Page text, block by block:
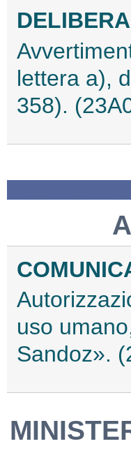
lettera a),
358).
uso
Sandoz».